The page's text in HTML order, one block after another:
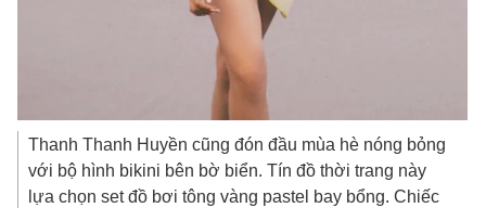
Thanh Thanh Huyền cũng đón đầu mùa hè nóng bỏng
với bộ hình bikini bên bờ biển. Tín đồ thời trang này
lựa chọn set đồ bơi tông vàng pastel bay bổng. Chiếc